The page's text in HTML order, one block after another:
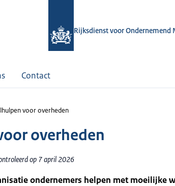
Rijksdienst voor Ondernemend
Contact
voor overheden
overheden
op 7 april 2026
ondernemers helpen met moeilijke